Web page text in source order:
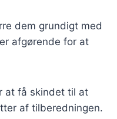
dem grundigt med
afgørende for at
at få skindet til at
af tilberedningen.